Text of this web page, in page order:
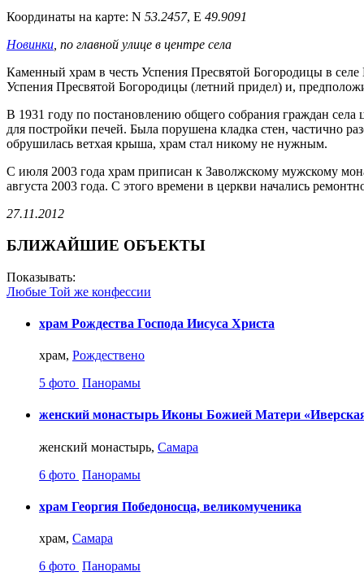
Координаты на карте: N 53.2457, E 49.9091
Новинки , по главной улице в центре села
Каменный храм в честь Успения Пресвятой Богородицы в
Успения Пресвятой Богородицы (летний придел) и,
В 1931 году по постановлению общего собрания граждан села
для постройки печей. Была порушена кладка стен, частично
обрушилась ветхая крыша, храм стал никому не нужным.
С июля 2003 года храм приписан к Заволжскому мужскому
августа 2003 года. С этого времени в церкви начались
27.11.2012
БЛИЖАЙШИЕ ОБЪЕКТЫ
Показывать:
Любые Той же конфессии
храм Рождества Господа Иисуса Христа
храм, Рождествено
5 фото Панорамы
женский монастырь Иконы Божией Матери
женский монастырь, Самара
6 фото Панорамы
храм Георгия Победоносца, великомученика
храм, Самара
6 фото Панорамы